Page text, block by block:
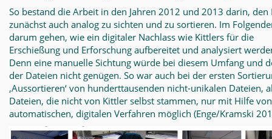
So bestand die Arbeit in den Jahren 2012 und 2013 darin, den
zunächst auch analog zu sichten und zu sortieren. Im
darum gehen, wie ein digitaler Nachlass wie Kittlers für die
Erschießung und Erforschung aufbereitet und analysiert
Denn eine manuelle Sichtung würde bei diesem Umfang und
der Dateien nicht genügen. So war auch bei der ersten
‚Aussortieren‘ von hunderttausenden nicht-unikalen Dateien,
Dateien, die nicht von Kittler selbst stammen, nur mit Hilfe von
automatischen, digitalen Verfahren möglich (Enge/Kramski